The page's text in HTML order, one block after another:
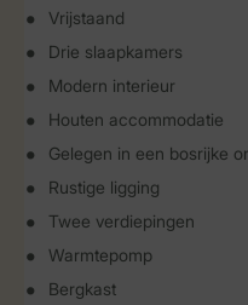
Vrijstaand
Drie slaapkamers
Modern interieur
Houten accommodatie
Gelegen in een bosrijke
Rustige ligging
Twee verdiepingen
Warmtepomp
Bergkast